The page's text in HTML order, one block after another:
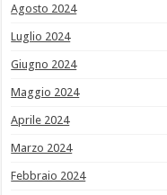
Agosto 2024
Luglio 2024
Giugno 2024
Maggio 2024
Aprile 2024
Marzo 2024
Febbraio 2024